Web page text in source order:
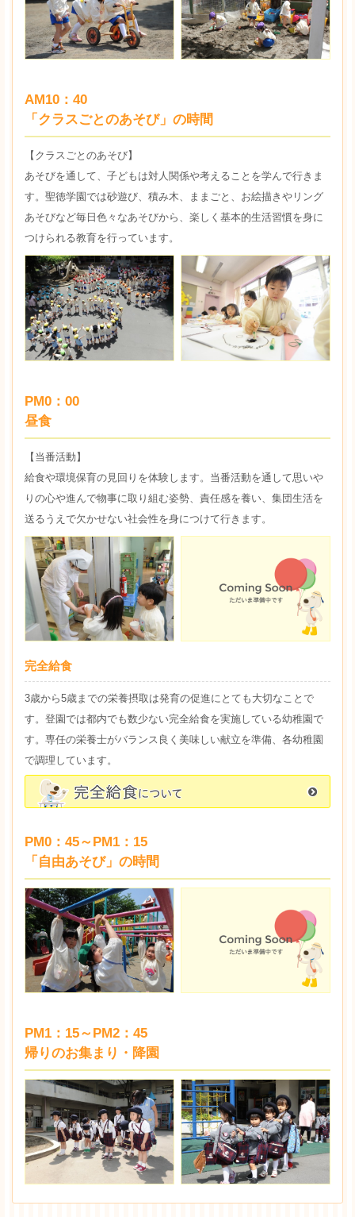
AM10：40
「クラスごとのあそび」の時間
【クラスごとのあそび】
あそびを通して、子どもは対人関係や考えることを学んで行きま
す。聖徳学園では砂遊び、積み木、ままごと、お絵描きやリング
あそびなど毎日色々なあそびから、楽しく基本的生活習慣を身に
つけられる教育を行っています。
PM0：00
昼食
【当番活動】
給食や環境保育の見回りを体験します。当番活動を通して思いや
りの心や進んで物事に取り組む姿勢、責任感を養い、集団生活を
送るうえで欠かせない社会性を身につけて行きます。
完全給食
3歳から5歳までの栄養摂取は発育の促進にとても大切なことで
す。登園では都内でも数少ない完全給食を実施している幼稚園で
す。 専任の栄養士がバランス良く美味しい献立を準備、各幼稚園
で調理しています。
PM0：45～PM1：15
「自由あそび」の時間
PM1：15～PM2：45
帰りのお集まり・降園